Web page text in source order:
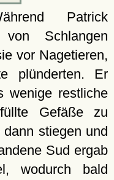
Patrick
Schlangen
vor Nagetieren,
plünderten. Er
wenige restliche
Gefäße zu
stiegen und
Sud ergab
wodurch bald